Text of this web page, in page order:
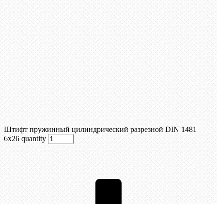
Штифт пружинный цилиндрический разрезной DIN 1481
6х26 quantity